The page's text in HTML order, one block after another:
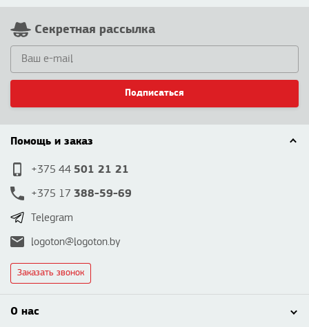
Секретная рассылка
Подписаться
Помощь и заказ
+375 44 501 21 21
+375 17 388-59-69
Telegram
logoton@logoton.by
Заказать звонок
О нас